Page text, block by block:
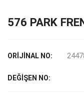
576 PARK
ORİJİNAL NO:
DEĞİŞEN NO: